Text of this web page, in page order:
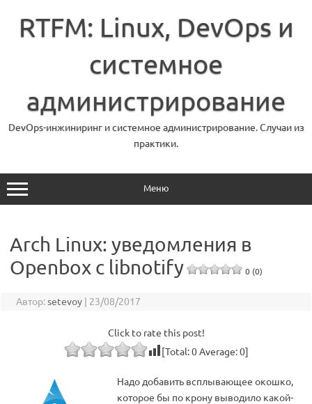
содержимому
RTFM: Linux, DevOps и
системное
администрирование
DevOps-инжиниринг и системное администрирование. Случаи из
практики.
Меню
Arch Linux: уведомления в
Openbox с libnotify
0 (0)
Автор:setevoy | 23/08/2017
Click to rate this post!
[Total:0Average:0]
Надо добавить всплывающее окошко,
которое бы по крону выводило какой-